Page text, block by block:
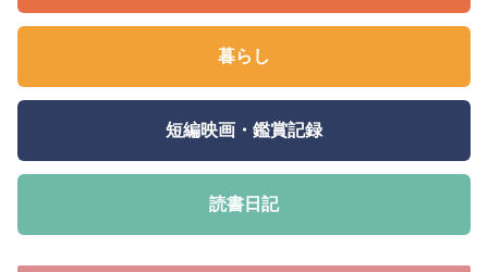
暮らし
短編映画・鑑賞記録
読書日記